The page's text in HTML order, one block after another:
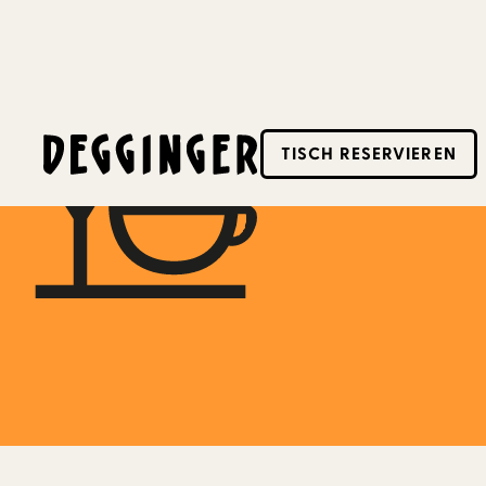
Dieses Event hat schon stattgefunden! Schaue
TISCH RESERVIEREN
1.12.2024